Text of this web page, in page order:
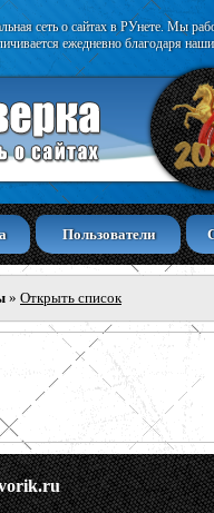
сеть о сайтах в РУнете. Мы
ежедневно благодаря
Пользователи
» Открыть список